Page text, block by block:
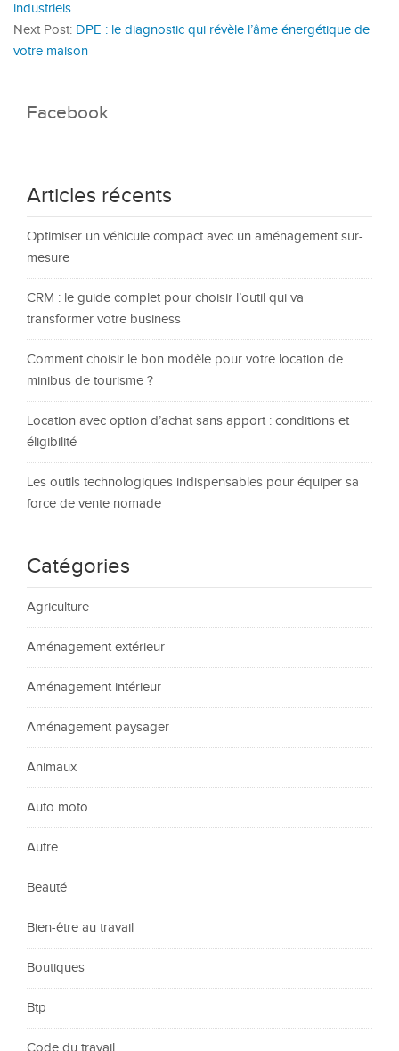
industriels
Next Post: DPE : le diagnostic qui révèle l’âme énergétique de
votre maison
Facebook
Articles récents
Optimiser un véhicule compact avec un aménagement sur-
mesure
CRM : le guide complet pour choisir l’outil qui va
transformer votre business
Comment choisir le bon modèle pour votre location de
minibus de tourisme ?
Location avec option d’achat sans apport : conditions et
éligibilité
Les outils technologiques indispensables pour équiper sa
force de vente nomade
Catégories
Agriculture
Aménagement extérieur
Aménagement intérieur
Aménagement paysager
Animaux
Auto moto
Autre
Beauté
Bien-être au travail
Boutiques
Btp
Code du travail